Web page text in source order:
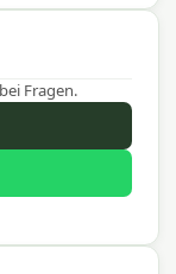
Fragen.